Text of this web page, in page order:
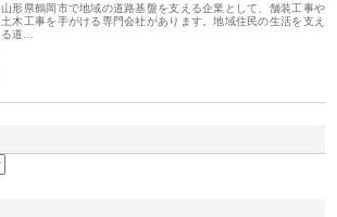
山形県鶴岡市で地域の道路基盤を支える企業として、舗装工事や
土木工事を手がける専門会社があります。地域住民の生活を支え
る道…